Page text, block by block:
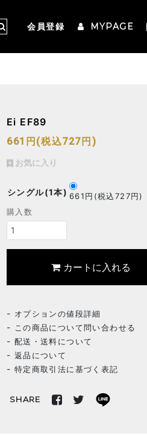
会員登録 MYPAGE
Ei EF89
661円(税込727円)
お気に入り
シングル(1本) 661円(税込727円)
購入数
カートに入れる
オプションの値段詳細
この商品について問い合わせる
配送・送料について
返品について
特定商取引法に基づく表記
SHARE